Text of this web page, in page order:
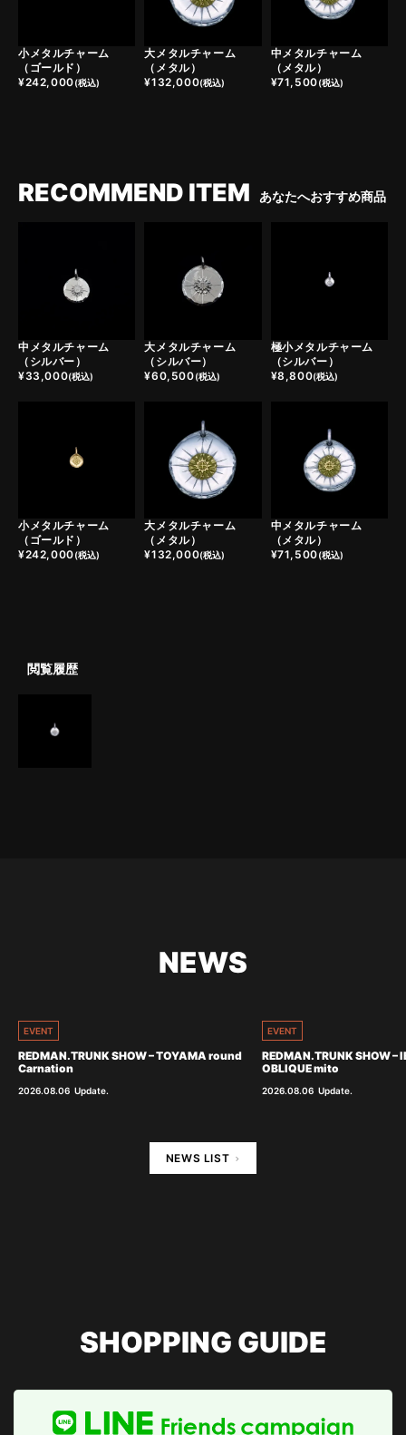
小メタルチャーム
（ゴールド）
¥242,000(税込)
大メタルチャーム
（メタル）
¥132,000(税込)
中メタルチャーム
（メタル）
¥71,500(税込)
RECOMMEND ITEM あなたへおすすめ商品
中メタルチャーム
（シルバー）
¥33,000(税込)
大メタルチャーム
（シルバー）
¥60,500(税込)
極小メタルチャーム
（シルバー）
¥8,800(税込)
小メタルチャーム
（ゴールド）
¥242,000(税込)
大メタルチャーム
（メタル）
¥132,000(税込)
中メタルチャーム
（メタル）
¥71,500(税込)
閲覧履歴
NEWS
EVENT
REDMAN.TRUNK SHOW – TOYAMA round
Carnation
2026.08.06 Update.
EVENT
REDMAN.TRUNK SHOW
OBLIQUE mito
2026.08.06 Update.
NEWS LIST
SHOPPING GUIDE